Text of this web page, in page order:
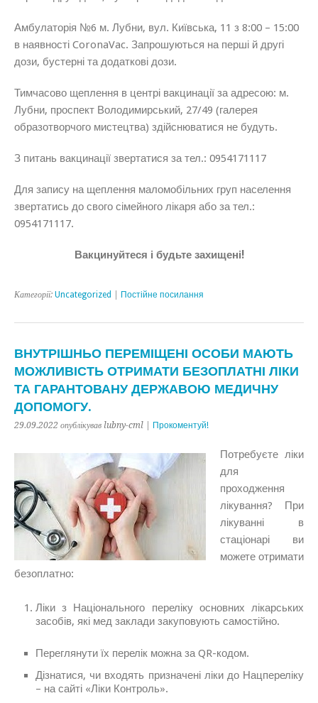
Амбулаторія №6 м. Лубни, вул. Київська, 11 з 8:00 – 15:00
в наявності CoronaVac. Запрошуються на перші й другі
дози, бустерні та додаткові дози.
Тимчасово щеплення в центрі вакцинації за адресою: м.
Лубни, проспект Володимирський, 27/49 (галерея
образотворчого мистецтва) здійснюватися не будуть.
З питань вакцинації звертатися за тел.: 0954171117
Для запису на щеплення маломобільних груп населення
звертатись до свого сімейного лікаря або за тел.:
0954171117.
Вакцинуйтеся і будьте захищені!
Категорії: Uncategorized Постійне посилання
ВНУТРІШНЬО ПЕРЕМІЩЕНІ ОСОБИ МАЮТЬ
МОЖЛИВІСТЬ ОТРИМАТИ БЕЗОПЛАТНІ ЛІКИ
ТА ГАРАНТОВАНУ ДЕРЖАВОЮ МЕДИЧНУ
ДОПОМОГУ.
29.09.2022 опублікував lubny-cml | Прокоментуй!
Потребуєте ліки
для
проходження
лікування? При
лікуванні в
стаціонарі ви
можете отримати
безоплатно:
Ліки з Національного переліку основних лікарських
засобів, які мед заклади закуповують самостійно.
Переглянути їх перелік можна за QR-кодом.
Дізнатися, чи входять призначені ліки до Нацпереліку
– на сайті «Ліки Контроль».